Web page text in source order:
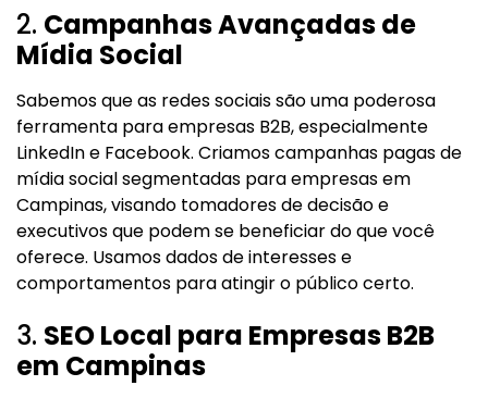
2. Campanhas Avançadas de
Mídia Social
Sabemos que as redes sociais são uma poderosa
ferramenta para empresas B2B, especialmente
LinkedIn e Facebook. Criamos campanhas pagas de
mídia social segmentadas para empresas em
Campinas, visando tomadores de decisão e
executivos que podem se beneficiar do que você
oferece. Usamos dados de interesses e
comportamentos para atingir o público certo.
3. SEO Local para Empresas B2B
em Campinas